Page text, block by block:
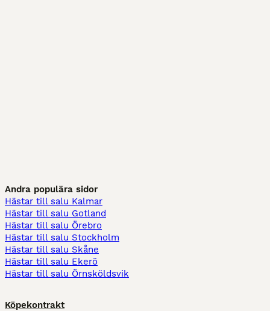
Andra populära sidor
Hästar till salu Kalmar
Hästar till salu Gotland
Hästar till salu Örebro
Hästar till salu Stockholm
Hästar till salu Skåne
Hästar till salu Ekerö
Hästar till salu Örnsköldsvik
Köpekontrakt